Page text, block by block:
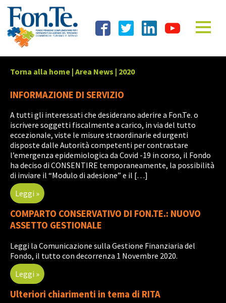
Torna alla home | Area News | 2020
INFORMAZIONE DI SERVIZIO
A tutti gli interessati che desiderano aderire a Fon.Te. o
iscrivere soggetti fiscalmente a carico, in via del tutto
eccezionale, viste le misure straordinarie ed urgenti
disposte dalle Autorità competenti per contrastare
l’emergenza epidemiologica da Covid -19 in corso, il Fondo
ha deciso di CONSENTIRE temporaneamente, la possibilità
di inviare il “Modulo di adesione” e il […]
Leggi »
COMPARTO CONSERVATIVO DI FON.TE.: NUOVO
ASSETTO GESTIONALE
Leggi la Comunicazione sulla Gestione Finanziaria del
Fondo, il tutto con decorrenza 1 Novembre 2020.
Leggi »
Ulteriori chiarimenti in tema di RITA